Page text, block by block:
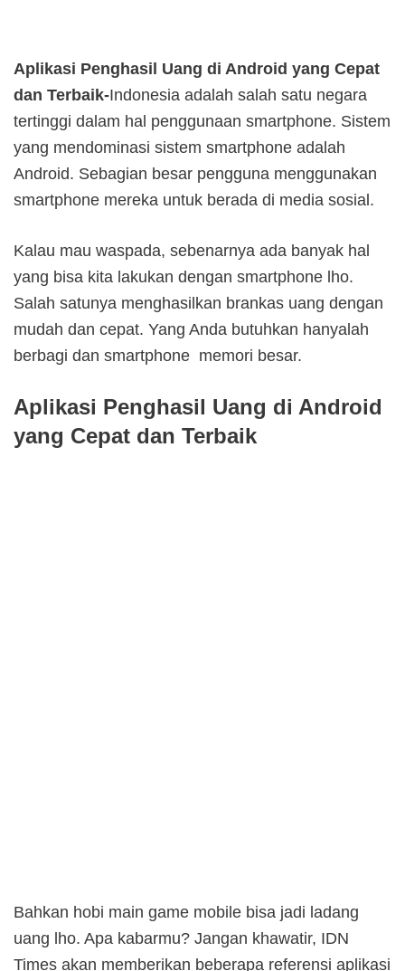
Aplikasi Penghasil Uang di Android yang Cepat
dan Terbaik-Indonesia adalah salah satu negara
tertinggi dalam hal penggunaan smartphone. Sistem
yang mendominasi sistem smartphone adalah
Android. Sebagian besar pengguna menggunakan
smartphone mereka untuk berada di media sosial.
Kalau mau waspada, sebenarnya ada banyak hal
yang bisa kita lakukan dengan smartphone lho.
Salah satunya menghasilkan brankas uang dengan
mudah dan cepat. Yang Anda butuhkan hanyalah
berbagi dan smartphone memori besar.
Aplikasi Penghasil Uang di Android
yang Cepat dan Terbaik
Bahkan hobi main game mobile bisa jadi ladang
uang lho. Apa kabarmu? Jangan khawatir, IDN
Times akan memberikan beberapa referensi aplikasi